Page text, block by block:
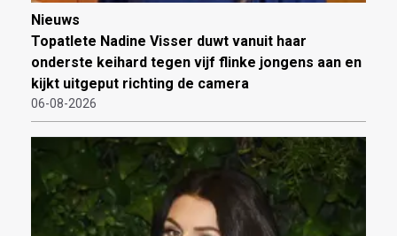
Nieuws
Topatlete Nadine Visser duwt vanuit haar
onderste keihard tegen vijf flinke jongens aan en
kijkt uitgeput richting de camera
06-08-2026